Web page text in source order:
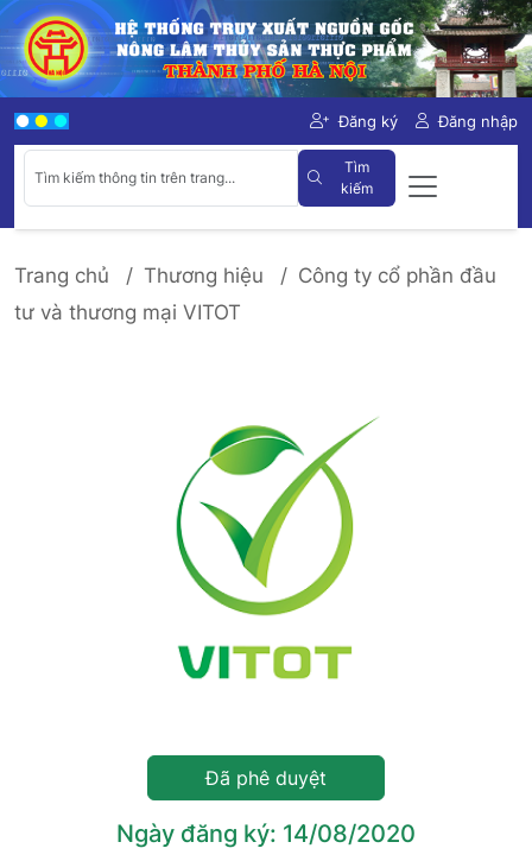
Đăng ký Đăng nhập
Tìm
kiếm
Trang chủ Thương hiệu
Công ty cổ phần đầu
tư và thương mại VITOT
Đã phê duyệt
Ngày đăng ký: 14/08/2020